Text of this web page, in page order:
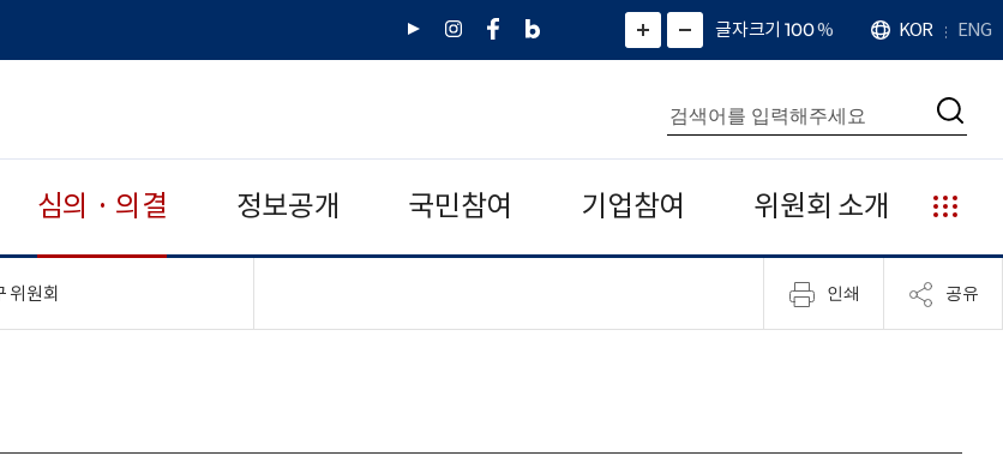
유
인
페
네
그
)
화
면
면
소
확
대
치
글자크기 100%
언
어
KOR ENG
통
합
검
색
검
심의 · 의결 정보공개 국민참여 기업참여 위원회 소개
누
리
집
안
위원회 인쇄 공유